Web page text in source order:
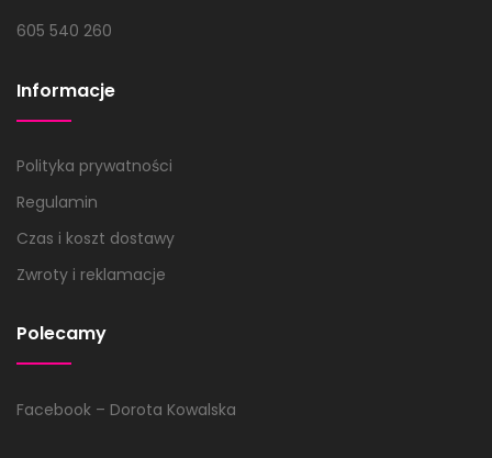
605 540 260
Informacje
Polityka prywatności
Regulamin
Czas i koszt dostawy
Zwroty i reklamacje
Polecamy
Facebook – Dorota Kowalska